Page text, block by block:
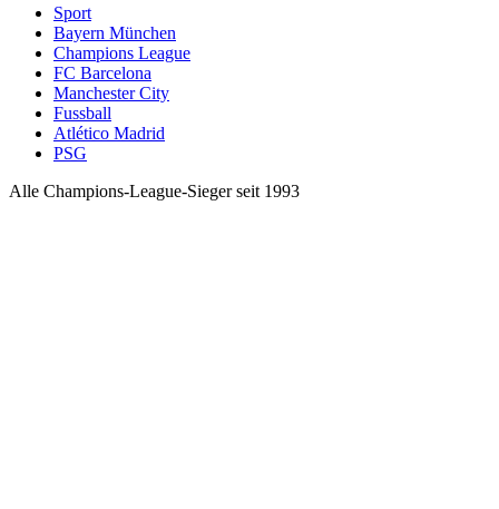
Sport
Bayern München
Champions League
FC Barcelona
Manchester City
Fussball
Atlético Madrid
PSG
Alle Champions-League-Sieger seit 1993